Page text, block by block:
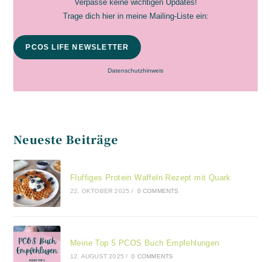
Verpasse keine wichtigen Updates!
Trage dich hier in meine Mailing-Liste ein:
PCOS LIFE NEWSLETTER
Datenschutzhinweis
Neueste Beiträge
Fluffiges Protein Waffeln Rezept mit Quark
22. OKTOBER 2025 / 0 COMMENTS
Meine Top 5 PCOS Buch Empfehlungen
12. AUGUST 2025 / 0 COMMENTS